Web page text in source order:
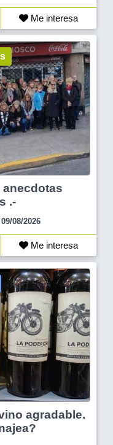
Me interesa
anecdotas
.-
08/2026
Me interesa
agradable.